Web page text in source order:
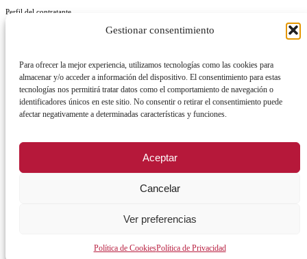
Gestionar consentimiento
Para ofrecer la mejor experiencia, utilizamos tecnologías como las cookies para
almacenar y/o acceder a información del dispositivo. El consentimiento para estas
tecnologías nos permitirá tratar datos como el comportamiento de navegación o
identificadores únicos en este sitio. No consentir o retirar el consentimiento puede
afectar negativamente a determinadas características y funciones.
Aceptar
Cancelar
Ver preferencias
Política de CookiesPolítica de Privacidad
Perfil del contratante
REGISTRO DE ACTIVIDADES DE TRATAMIENTO